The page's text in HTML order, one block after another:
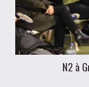
N2 à